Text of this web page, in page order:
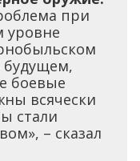
при
уровне
будущем,
боевые
всячески
стали
– сказал